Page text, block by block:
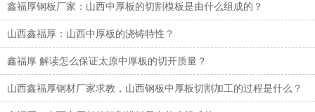
鑫福厚钢板厂家：山西中厚板的切割模板是由什么组成的？
山西鑫福厚：山西中厚板的浇铸特性？
鑫福厚 解读怎么保证太原中厚板的切开质量？
山西鑫福厚钢材厂家求教，山西钢板中厚板切割加工的过程是什么？